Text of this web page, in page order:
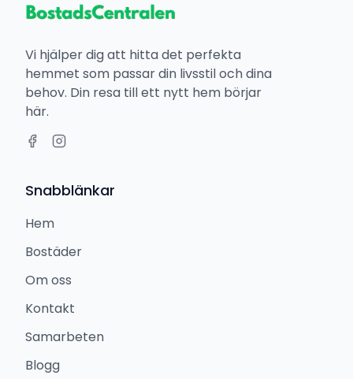
Vi hjälper dig att hitta det perfekta
hemmet som passar din livsstil och dina
behov. Din resa till ett nytt hem börjar
här.
Snabblänkar
Hem
Bostäder
Om oss
Kontakt
Samarbeten
Blogg